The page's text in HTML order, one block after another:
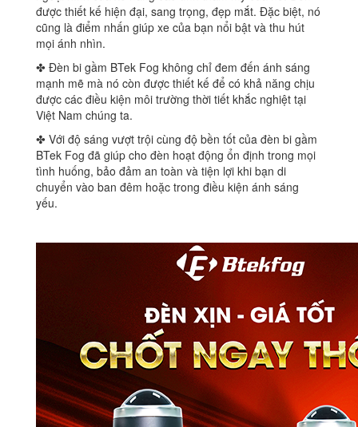
được thiết kế hiện đại, sang trọng, đẹp mắt. Đặc biệt, nó
cũng là điểm nhấn giúp xe của bạn nổi bật và thu hút
mọi ánh nhìn.
✤ Đèn bi gầm BTek Fog không chỉ đem đến ánh sáng
mạnh mẽ mà nó còn được thiết kế để có khả năng chịu
được các điều kiện môi trường thời tiết khắc nghiệt tại
Việt Nam chúng ta.
✤ Với độ sáng vượt trội cùng độ bền tốt của đèn bi gầm
BTek Fog đã giúp cho đèn hoạt động ổn định trong mọi
tình huống, bảo đảm an toàn và tiện lợi khi bạn di
chuyển vào ban đêm hoặc trong điều kiện ánh sáng
yếu.